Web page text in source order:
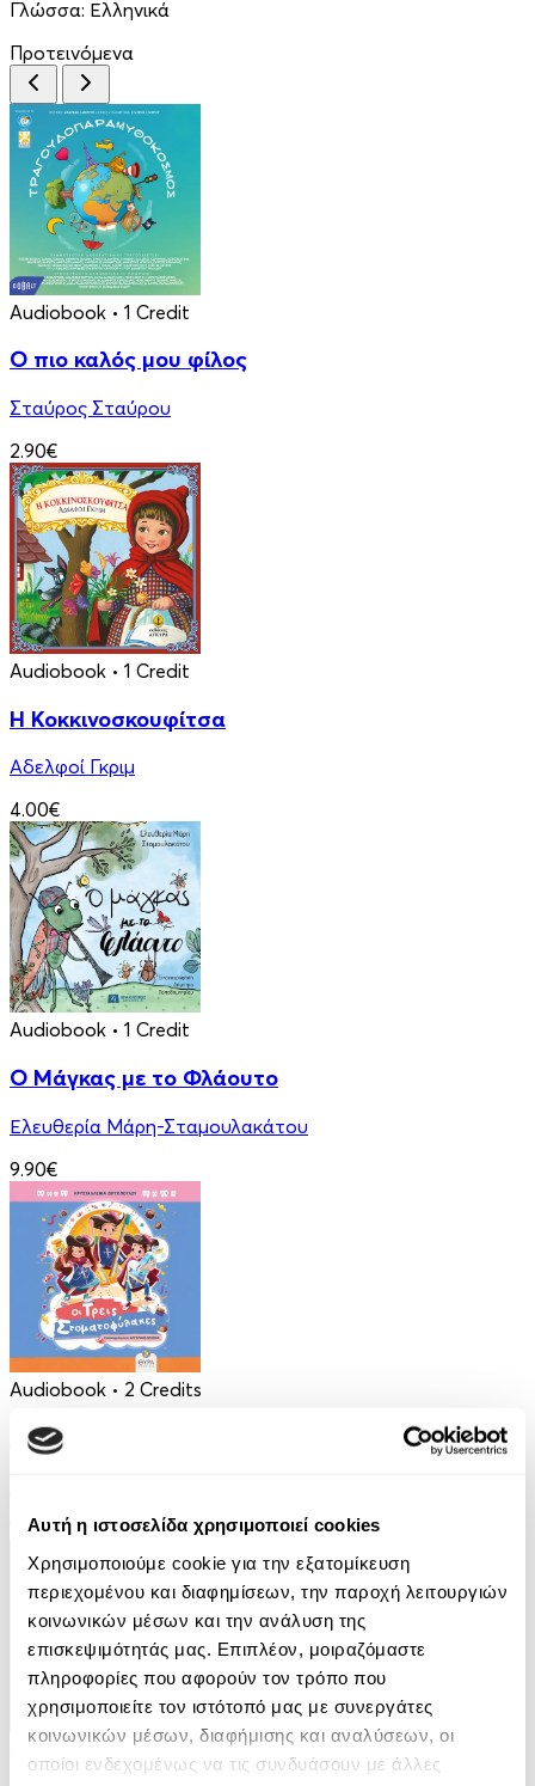
Αυτή η ιστοσελίδα χρησιμοποιεί cookies
Χρησιμοποιούμε cookie για την εξατομίκευση
περιεχομένου και διαφημίσεων, την παροχή λειτουργιών
κοινωνικών μέσων και την ανάλυση της
επισκεψιμότητάς μας. Επιπλέον, μοιραζόμαστε
πληροφορίες που αφορούν τον τρόπο που
χρησιμοποιείτε τον ιστότοπό μας με συνεργάτες
κοινωνικών μέσων, διαφήμισης και αναλύσεων, οι
οποίοι ενδεχομένως να τις συνδυάσουν με άλλες
Γλώσσα: Ελληνικά
Προτεινόμενα
Audiobook • 1 Credit
Ο πιο καλός μου φίλος
Σταύρος Σταύρου
2.90€
Audiobook • 1 Credit
Η Κοκκινοσκουφίτσα
Αδελφοί Γκριμ
4.00€
Audiobook • 1 Credit
Ο Μάγκας με το Φλάουτο
Ελευθερία Μάρη-Σταμουλακάτου
9.90€
Audiobook • 2 Credits
Οι Τρεις Στοματοφύλακες
13.50€
Audiobook • 1 Credit